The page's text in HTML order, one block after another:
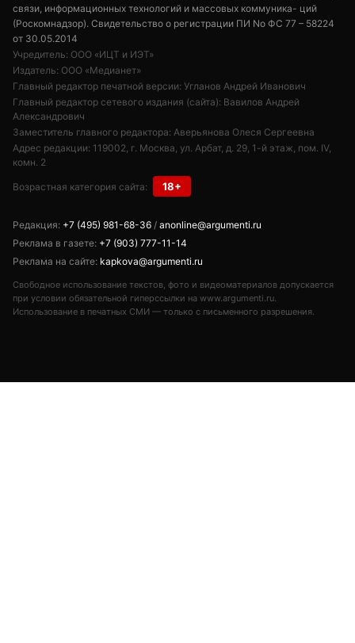
связи, информационных технологий и массовых коммуника- ций
(Роскомнадзор). Свидетельство о регистрации ПИ No ФС 77 – 58224
от 30.05.2014
Учредитель: ООО «ИЦТ и ИЭТ»
Издатель: ООО «Медианет»
Главный редактор печатной версии: Угланов Андрей Иванович
Главный редактор сетевого издания (сайта): Вавилов Андрей
Александрович
Заместитель главного редактора: Аверьянова Олеся Сергеевна
Адрес редакции: 119002, г. Москва, ул. Арбат, д. 29, 1-й этаж, пом. IV,
комн. 2
Возрастная категория сайта: 18+
Редакция: +7 (495) 981-68-36 / anonline@argumenti.ru
Реклама в газете: +7 (903) 777-11-14
Реклама на сайте: kapkova@argumenti.ru
Свободное использование текстов, фото и видеоматериалов допускается
при условии обязательной гиперссылки на www.argumenti.ru.
Использование в печатных СМИ — только с письменного разрешения.